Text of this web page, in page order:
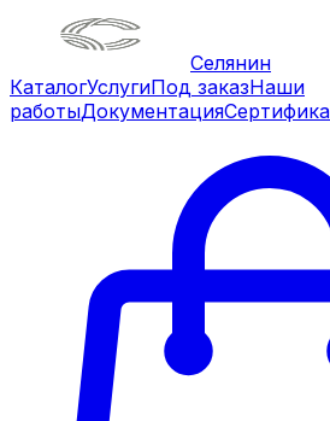
Селянин
КаталогУслугиПод заказНаши
работыДокументация